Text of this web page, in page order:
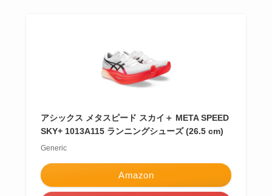
アシックス メタスピード スカイ＋ META SPEED
SKY+ 1013A115 ランニングシューズ (26.5 cm)
Generic
Amazon